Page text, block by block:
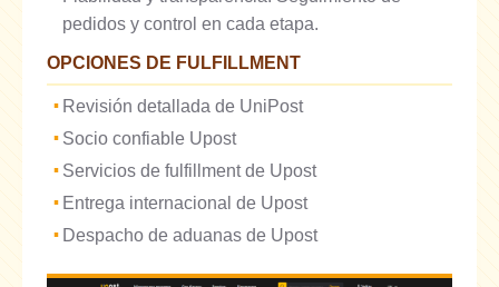
pedidos y control en cada etapa.
OPCIONES DE FULFILLMENT
Revisión detallada de UniPost
Socio confiable Upost
Servicios de fulfillment de Upost
Entrega internacional de Upost
Despacho de aduanas de Upost